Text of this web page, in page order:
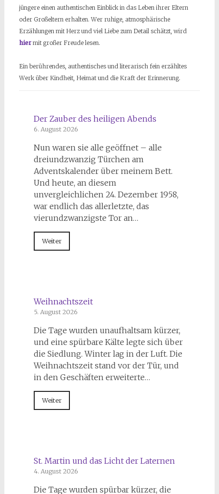
jüngere einen authentischen Einblick in das Leben ihrer Eltern
oder Großeltern erhalten. Wer ruhige, atmosphärische
Erzählungen mit Herz und viel Liebe zum Detail schätzt, wird
hiermit großer Freude lesen.
Ein berührendes, authentisches und literarisch fein erzähltes
Werk über Kindheit, Heimat und die Kraft der Erinnerung.
Der Zauber des heiligen Abends
6. August 2026
Nun waren sie alle geöffnet – alle
dreiundzwanzig Türchen am
Adventskalender über meinem Bett.
Und heute, an diesem
unvergleichlichen 24. Dezember 1958,
war endlich das allerletzte, das
vierundzwanzigste Tor an…
Weiter
Weihnachtszeit
5. August 2026
Die Tage wurden unaufhaltsam kürzer,
und eine spürbare Kälte legte sich über
die Siedlung. Winter lag in der Luft. Die
Weihnachtszeit stand vor der Tür, und
in den Geschäften erweiterte…
Weiter
St. Martin und das Licht der Laternen
4. August 2026
Die Tage wurden spürbar kürzer, die